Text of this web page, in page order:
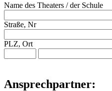
Name des Theaters / der Schule
Straße, Nr
PLZ, Ort
Ansprechpartner: